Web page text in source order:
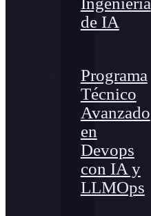
de IA
Programa
Técnico
Avanzado
en
Devops
con IA y
LLMOps